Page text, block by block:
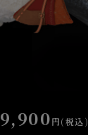
9,900円(税込)